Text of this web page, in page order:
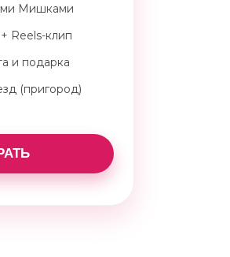
Мишками
Reels-клип
и подарка
(пригород)